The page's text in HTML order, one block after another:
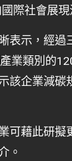
際社會展現
表示，經過
業類別的
該企業減
可藉此研擬
。